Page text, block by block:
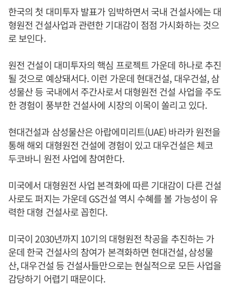
한국의 첫 대미투자 발표가 임박하면서 국내 건설사에는 대
형원전 건설사업과 관련한 기대감이 점점 가시화하는 것으
로 보인다.
원전 건설이 대미투자의 핵심 프로젝트 가운데 하나로 추진
될 것으로 예상돼서다. 이런 가운데 현대건설, 대우건설, 삼
성물산 등 국내에서 주간사로서 대형원전 건설 사업을 주도
한 경험이 풍부한 건설사에 시장의 이목이 쏠리고 있다.
현대건설과 삼성물산은 아랍에미리트(UAE) 바라카 원전을
통해 해외 대형원전 건설에 경험이 있고 대우건설은 체코
두코바니 원전 사업에 참여한다.
미국에서 대형원전 사업 본격화에 따른 기대감이 다른 건설
사로도 퍼지는 가운데 GS건설 역시 수혜를 볼 가능성이 유
력한 대형 건설사로 꼽힌다.
미국이 2030년까지 10기의 대형원전 착공을 추진하는 가
운데 한국 건설사의 참여가 본격화하면 현대건설, 삼성물
산, 대우건설 등 건설사들만으로는 현실적으로 모든 사업을
감당하기 어렵기 때문이다.